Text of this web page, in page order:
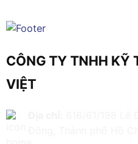
CÔNG TY TNHH KỸ
VIỆT